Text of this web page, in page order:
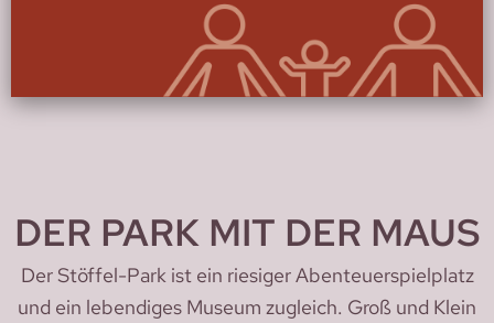
DER PARK MIT DER MAUS
Der Stöffel-Park ist ein riesiger Abenteuerspielplatz
und ein lebendiges Museum zugleich. Groß und Klein